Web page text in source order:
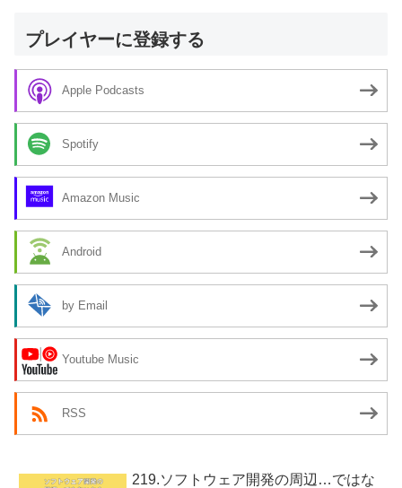
プレイヤーに登録する
Apple Podcasts
Spotify
Amazon Music
Android
by Email
Youtube Music
RSS
219.ソフトウェア開発の周辺…ではな